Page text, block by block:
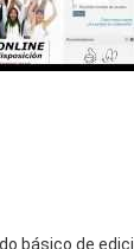
básico de